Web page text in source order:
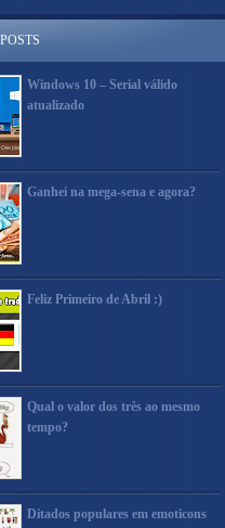
Windows 10 – Serial válido
atualizado
Ganhei na mega-sena e agora?
Feliz Primeiro de Abril :)
Qual o valor dos três ao mesmo
tempo?
Ditados populares em emoticons